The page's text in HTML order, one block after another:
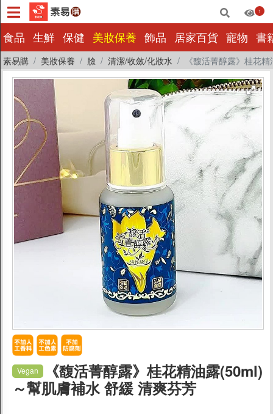
1
食品 生鮮 保健 美妝保養 飾品 居家百貨 寵物 書
素易購 美妝保養 臉 清潔/收斂/化妝水 《馥活菁醇露》桂花
食品
生鮮
保健
美妝保養
飾品
居家百貨
寵物
書籍影音
量販批發
小包裝
父親節蛋糕88折
防曬/隔離
Vegan
《馥活菁醇露》桂花精油露(50ml)
～幫肌膚補水 舒緩 清爽芬芳